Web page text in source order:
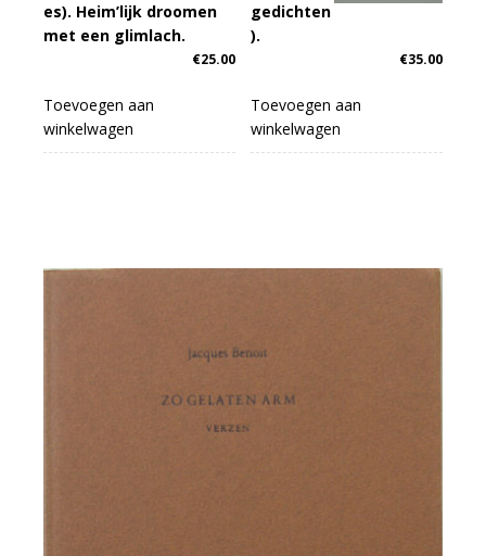
es). Heim’lijk droomen
met een glimlach.
€25.00
Toevoegen aan
winkelwagen
gedichten
).
€35.00
Toevoegen aan
winkelwagen